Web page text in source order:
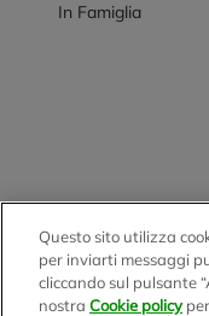
In Famiglia
BENNET S.p.A.
Sede
Questo sito utilizza
per inviarti messaggi
cliccando sul pulsante
nostra Cookie policy